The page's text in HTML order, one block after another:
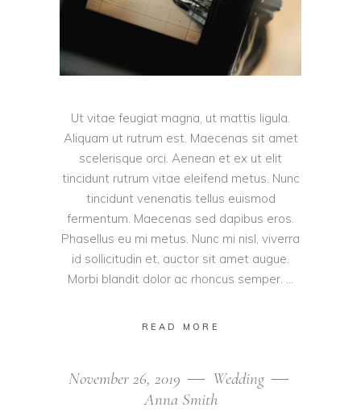
Ut vitae feugiat magna, ut mattis ligula.
Aliquam ut rutrum est. Maecenas sit amet
scelerisque orci. Aenean et ex ut elit
tincidunt rutrum vitae eleifend metus. Nunc
tincidunt venenatis tellus euismod
fermentum. Maecenas sed dapibus eros.
Phasellus eu mi metus. Nunc mi nisl, viverra
id sollicitudin et, auctor sit amet augue.
Morbi blandit dolor ac rhoncus semper.
READ MORE
November 26, 2019
Wedding
Anna Smith